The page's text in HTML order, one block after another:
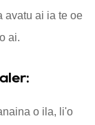
avatu ai ia te oe
ai.
o ila, li'o